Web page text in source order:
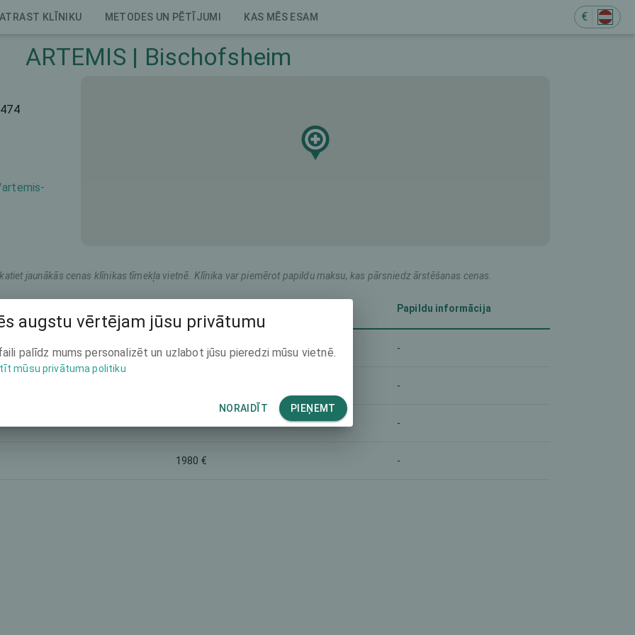
ATRAST KLĪNIKU METODES UN PĒTĪJUMI KAS MĒS ESAM €
ARTEMIS | Bischofsheim
jaunākās cenas klīnikas tīmekļa vietnē. Klīnika var piemērot papildu maksu, kas pārsniedz ārstēšanas cenas.
Papildu informācija
- -
-
-
1980 € -
augstu vērtējam jūsu privātumu
palīdz mums personalizēt un uzlabot jūsu pieredzi mūsu vietnē.
mūsu privātuma politiku
NORAIDĪT PIEŅEMT